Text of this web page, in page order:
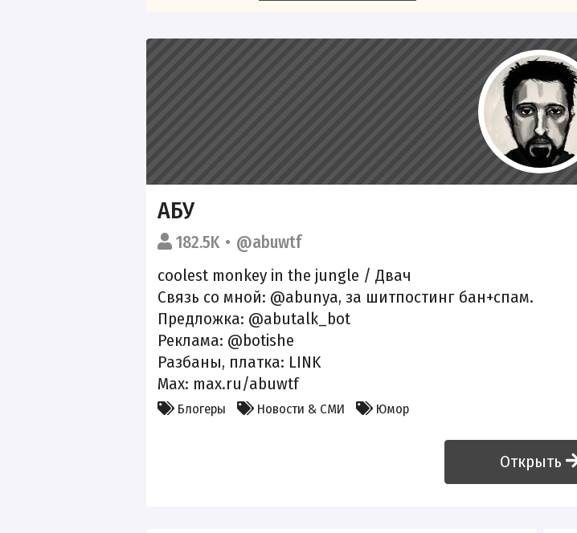
АБУ
182.5K
@abuwtf
coolest monkey in the jungle / Двач
Связь со мной: @abunya, за шитпостинг бан+спам.
Предложка: @abutalk_bot
Реклама: @botishe
Разбаны, платка: LINK
Max: max.ru/abuwtf
Блогеры Новости & СМИ Юмор
Открыть